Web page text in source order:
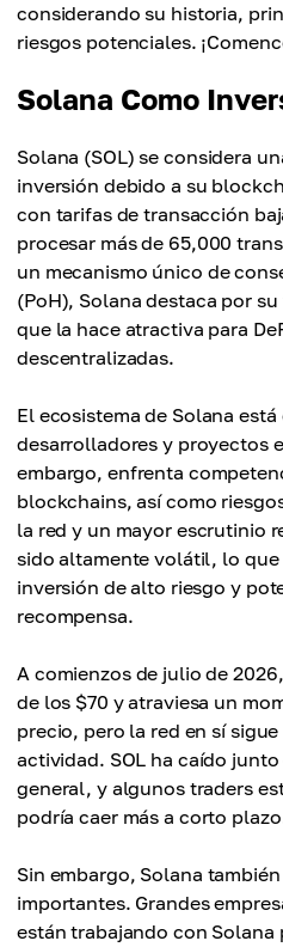
considerando su historia,
riesgos potenciales.
Solana Como
Solana (SOL) se considera
inversión debido a su
con tarifas de transacción
procesar más de 65,000
un mecanismo único de
(PoH), Solana destaca por
que la hace atractiva para
descentralizadas.
El ecosistema de Solana
desarrolladores y proyectos
embargo, enfrenta
blockchains, así como
la red y un mayor escrutinio
sido altamente volátil, lo
inversión de alto riesgo y
recompensa.
A comienzos de julio de
de los $70 y atraviesa un
precio, pero la red en sí
actividad. SOL ha caído
general, y algunos traders
podría caer más a corto
Sin embargo, Solana
importantes. Grandes
están trabajando con Solana